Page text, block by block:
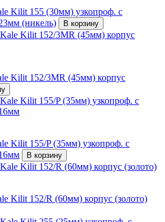
Kilit 155 (30мм) узкопроф. с
(никель)
В корзину
Kilit 152/3MR (45мм) корпус
Kilit 155/P (35мм) узкопроф. с
В корзину
Kilit 152/R (60мм) корпус (золото)